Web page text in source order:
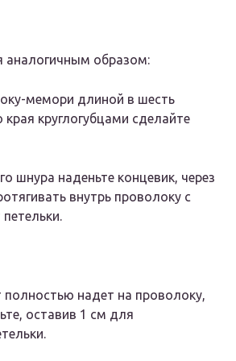
аналогичным образом:
мемори длиной в шесть
края круглогубцами сделайте
шнура наденьте концевик, через
внутрь проволоку с
петельки.
полностью надет на проволоку,
оставив 1 см для